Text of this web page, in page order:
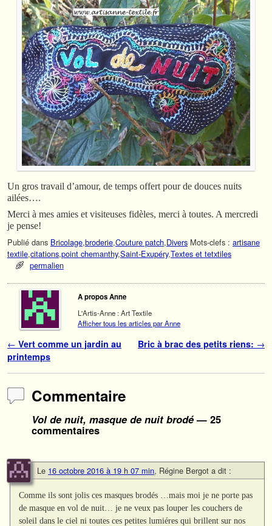
Un gros travail d’amour, de temps offert pour de douces nuits
ailées….
Merci à mes amies et visiteuses fidèles, merci à toutes. A mercredi
je pense!
Publié dans Bricolage,broderie,Couture patch,Divers Mots-clefs : artisane
textile,citations,point chemanthy,Saint-Exupéry,Textes et tetxtiles
permalien
A propos Anne
L'Artis-Anne : Art Textile
Afficher tous les articles par Anne
Navigation des articles
← Vert comme un jardin au
printemps
Bric à brac des petits riens: →
Commentaire
Vol de nuit, masque de nuit brodé— 25
commentaires
Le 16 octobre 2016 à 19 h 07 min, Régine Bergot a dit :
Comme ils sont jolis ces masques brodés …mais moi je ne porte pas
de masque en vol de nuit… je ne veux pas louper les couchers de
soleil dans le ciel ni toutes ces petites lumiéres qui brillent sur nos